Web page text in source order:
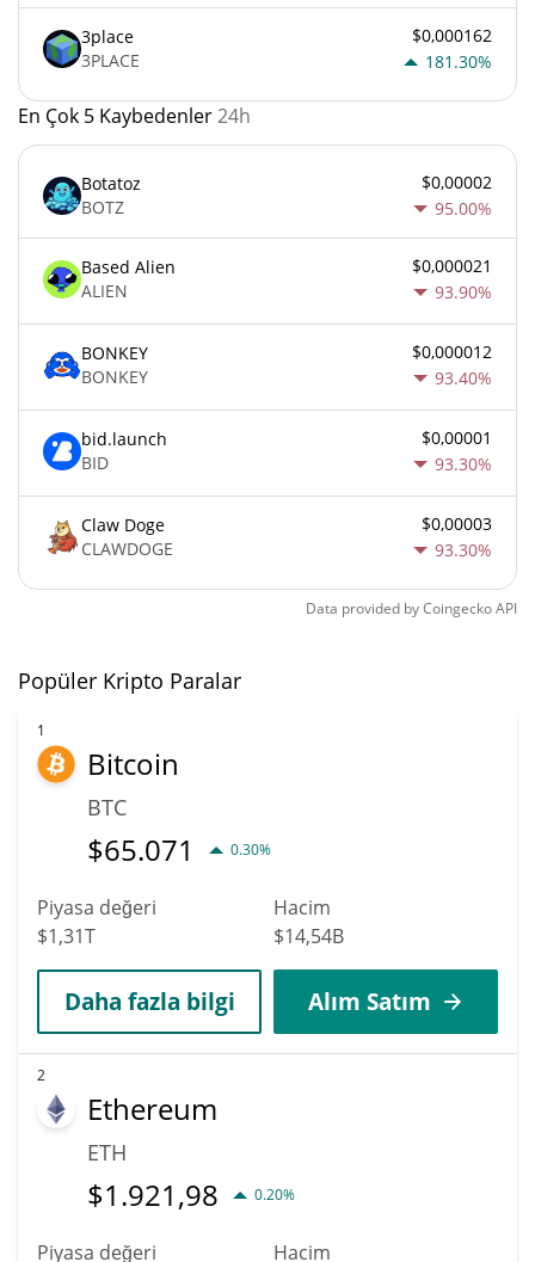
3place
3PLACE
$0,000162
181.30%
En Çok 5 Kaybedenler24h
Botatoz
BOTZ
$0,00002
95.00%
Based Alien
ALIEN
$0,000021
93.90%
BONKEY
BONKEY
$0,000012
93.40%
bid.launch
BID
$0,00001
93.30%
Claw Doge
CLAWDOGE
$0,00003
93.30%
Data provided byCoingeckoAPI
Popüler Kripto Paralar
1
Bitcoin
BTC
$65.071 0.30%
Piyasa değeri
$1,31T
Hacim
$14,54B
Daha fazla bilgi Alım Satım
2
Ethereum
ETH
$1.921,98 0.20%
Piyasa değeri
Hacim